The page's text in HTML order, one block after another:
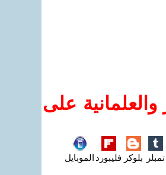
على
تمبلر بلوكر فليبورد الموبايل